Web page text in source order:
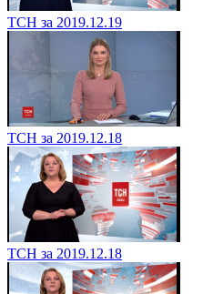
ТСН за 2019.12.19
ТСН за 2019.12.18
ТСН за 2019.12.18